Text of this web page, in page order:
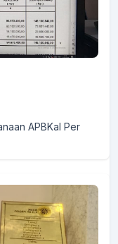
APBKal Per